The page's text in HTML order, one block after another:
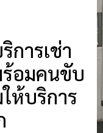
การเช่า
ร้อมคนขับ
ห้บริการ